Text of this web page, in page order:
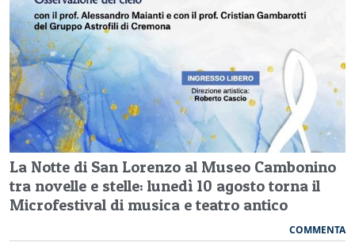
La Notte di San Lorenzo al Museo Cambonino
tra novelle e stelle: lunedì 10 agosto torna il
Microfestival di musica e teatro antico
COMMENTA